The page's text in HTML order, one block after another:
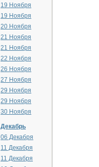
19 Ноября
19 Ноября
20 Ноября
21 Ноября
21 Ноября
22 Ноября
26 Ноября
27 Ноября
29 Ноября
29 Ноября
30 Ноября
Декабрь
06 Декабря
11 Декабря
11 Декабря